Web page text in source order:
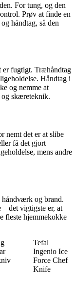
For tung, og den
Prøv at finde en
håndtag, så den
er fugtigt. Træhåndtag
Håndtag i
og nemme at
og skæreteknik.
nemt det er at slibe
få det gjort
mens andre
håndværk og brand.
det vigtigste er, at
fleste hjemmekokke
Tefal
Ingenio Ice
Force Chef
Knife